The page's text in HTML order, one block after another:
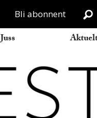
Bli abonnent
Juss